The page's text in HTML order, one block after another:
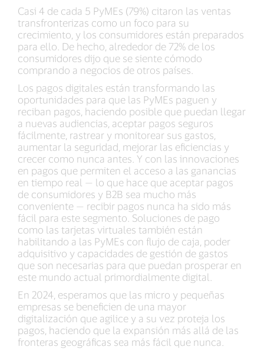
Casi 4 de cada 5 PyMEs (79%) citaron las ventas
transfronterizas como un foco para su
crecimiento, y los consumidores están preparados
para ello. De hecho, alrededor de 72% de los
consumidores dijo que se siente cómodo
comprando a negocios de otros países.
Los pagos digitales están transformando las
oportunidades para que las PyMEs paguen y
reciban pagos, haciendo posible que puedan llegar
a nuevas audiencias, aceptar pagos seguros
fácilmente, rastrear y monitorear sus gastos,
aumentar la seguridad, mejorar las eficiencias y
crecer como nunca antes. Y con las innovaciones
en pagos que permiten el acceso a las ganancias
en tiempo real — lo que hace que aceptar pagos
de consumidores y B2B sea mucho más
conveniente — recibir pagos nunca ha sido más
fácil para este segmento. Soluciones de pago
como las tarjetas virtuales también están
habilitando a las PyMEs con flujo de caja, poder
adquisitivo y capacidades de gestión de gastos
que son necesarias para que puedan prosperar en
este mundo actual primordialmente digital.
En 2024, esperamos que las micro y pequeñas
empresas se beneficien de una mayor
digitalización que agilice y a su vez proteja los
pagos, haciendo que la expansión más allá de las
fronteras geográficas sea más fácil que nunca.